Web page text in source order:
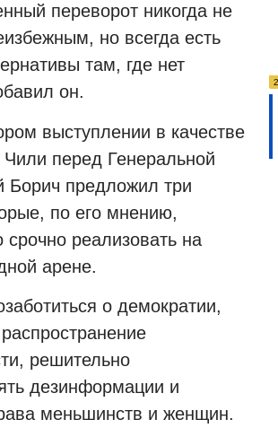
переворот никогда не
но всегда есть
там, где нет
он.
выступлении в качестве
Чили перед Генеральной
Борич предложил три
по его мнению,
срочно реализовать на
арене.
о демократии,
решительно
дезинформации и
меньшинств и женщин.